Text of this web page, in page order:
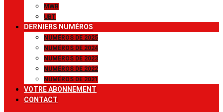
MWB
UBT
DERNIERS NUMÉROS
NUMÉROS DE 2025
NUMÉROS DE 2024
NUMÉROS DE 2023
NUMÉROS DE 2022
NUMÉROS DE 2021
VOTRE ABONNEMENT
CONTACT